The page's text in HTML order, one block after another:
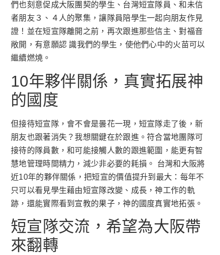
們也刻意促成大阪團契的學生、台灣短宣隊員、和未信
者朋友３、４人的聚集，讓隊員陪學生一起向朋友作見
證！並在短宣隊離開之前，再次跟進那些信主、對福音
敞開，有意願認 識我們的學生，使他們心中的火苗可以
繼續燃燒。
10年夥伴關係，真實拓展神
的國度
但接待短宣隊，會不會是曇花一現，短宣隊走了後，新
朋友也跟著消失？我想關鍵在於跟進。符合當地團隊可
接待的隊員數，和可能接觸人數的跟進範圍，能更有智
慧地管理時間精力，減少非必要的耗損。 台灣和大阪將
近10年的夥伴關係，把短宣的價值提升到最大：每年不
只可以看見學生藉由短宣隊改變、成長，神工作的軌
跡，還能實際看到宣教的果子，神的國度真實地拓張。
短宣隊交流，希望為大阪帶
來翻轉